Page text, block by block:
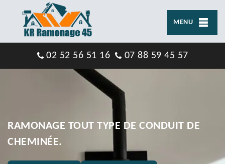
MENU
02 52 56 51 16 07 88 59 45 57
RAMONAGE TOUT TYPE DE CONDUIT DE
CHEMINÉE.